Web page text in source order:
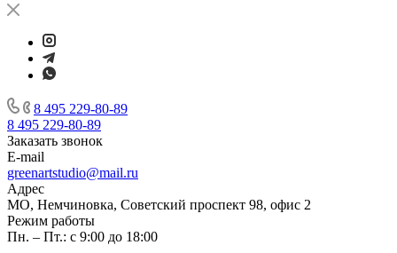
8 495 229-80-89
8 495 229-80-89
Заказать звонок
E-mail
greenartstudio@mail.ru
Адрес
МО, Немчиновка, Советский проспект 98, офис 2
Режим работы
Пн. – Пт.: с 9:00 до 18:00